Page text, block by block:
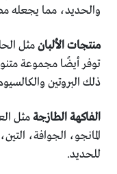
والحديد، مما يجعله
منتجات الألبانمثل
توفر أيضًا مجموعة
ذلك البروتين
الفاكهة الطازجةمثل
المانجو، الجوافة،
للحديد.